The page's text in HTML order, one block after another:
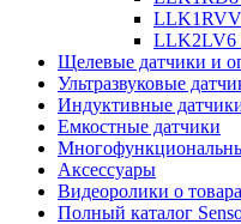
LLK2LV6
Щелевые датчики и
Ультразвуковые
Индуктивные
Емкостные датчики
Аксессуары
Видеоролики о
Полный каталог